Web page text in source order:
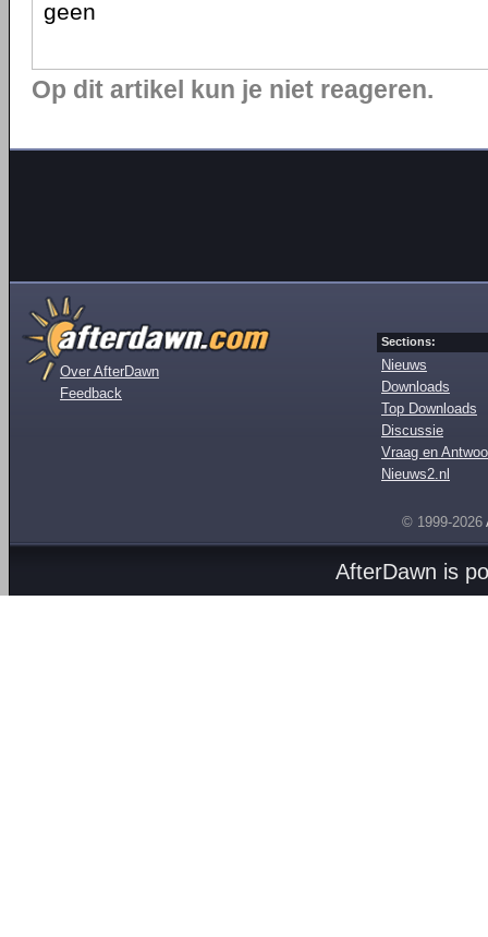
geen
Op dit artikel kun je niet reageren.
Over AfterDawn
Feedback
Sections:
Nieuws
Downloads
Top Downloads
Discussie
Vraag en
Nieuws2.nl
© 1999-2026
AfterDawn is